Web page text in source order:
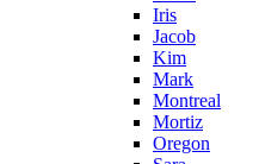
Iris
Jacob
Kim
Mark
Montreal
Mortiz
Oregon